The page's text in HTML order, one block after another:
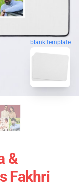
blank template
&
Fakhri